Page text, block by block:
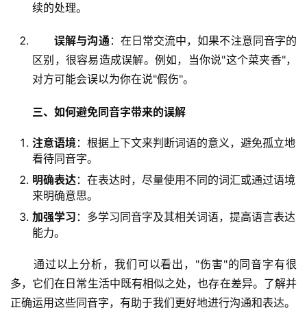
续的处理。
误解与沟通：在日常交流中，如果不注意同音字的
区别，很容易造成误解。例如，当你说"这个菜夹香"，
对方可能会误以为你在说"假伤"。
三、如何避免同音字带来的误解
注意语境：根据上下文来判断词语的意义，避免孤立地
看待同音字。
明确表达：在表达时，尽量使用不同的词汇或通过语境
来明确意思。
加强学习 ：多学习同音字及其相关词语，提高语言表达
能力。
通过以上分析，我们可以看出，"伤害"的同音字有很
多，它们在日常生活中既有相似之处，也存在差异。了解并
正确运用这些同音字，有助于我们更好地进行沟通和表达。